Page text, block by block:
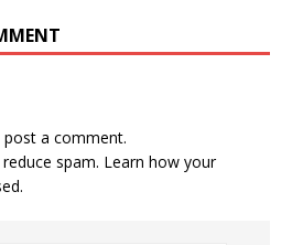
a comment.
spam. Learn how your